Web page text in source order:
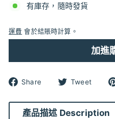
有庫存，隨時發貨
運費 會於結賬時計算。
加進
Share
到
Facebook
Tweet
到
產品描述 Description